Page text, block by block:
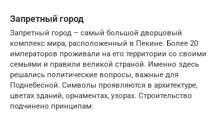
Запретный город
Запретный город – самый большой дворцовый
комплекс мира, расположенный в Пекине. Более 20
императоров проживали на его территории со своими
семьями и правили великой страной. Именно здесь
решались политические вопросы, важные для
Поднебесной. Символы проявляются в архитектуре,
цветах зданий, орнаментах, узорах. Строительство
подчинено принципам: